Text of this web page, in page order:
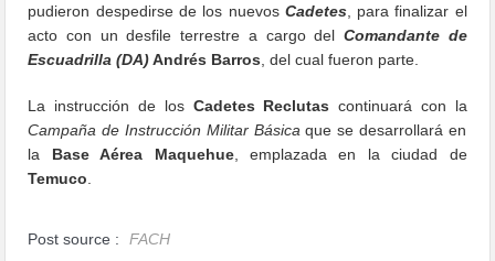
pudieron despedirse de los nuevos Cadetes, para finalizar el
acto con un desfile terrestre a cargo del Comandante de
Escuadrilla (DA)Andrés Barros , del cual fueron parte.
La instrucción de los Cadetes Reclutas continuará con la
Campaña de Instrucción Militar Básica que se desarrollará en
la Base Aérea Maquehue, emplazada en la ciudad de
Temuco
Post source : FACH